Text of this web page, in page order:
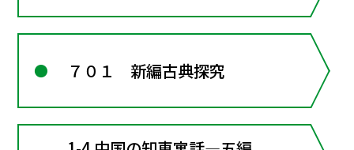
７０１ 新編古典探究